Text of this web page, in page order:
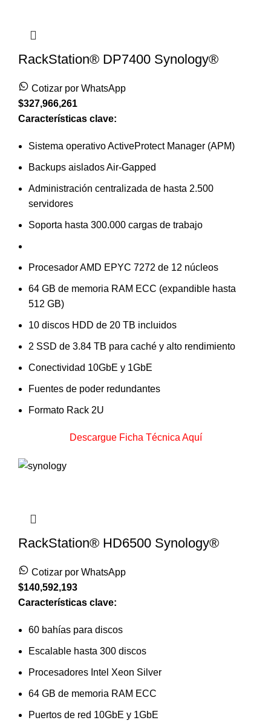
RackStation® DP7400 Synology®
Cotizar por WhatsApp
$327,966,261
Características clave:
Sistema operativo ActiveProtect Manager (APM)
Backups aislados Air-Gapped
Administración centralizada de hasta 2.500
servidores
Soporta hasta 300.000 cargas de trabajo
Procesador AMD EPYC 7272 de 12 núcleos
64 GB de memoria RAM ECC (expandible hasta
512 GB)
10 discos HDD de 20 TB incluidos
2 SSD de 3.84 TB para caché y alto rendimiento
Conectividad 10GbE y 1GbE
Fuentes de poder redundantes
Formato Rack 2U
Descargue Ficha Técnica Aquí
RackStation® HD6500 Synology®
Cotizar por WhatsApp
$140,592,193
Características clave:
60 bahías para discos
Escalable hasta 300 discos
Procesadores Intel Xeon Silver
64 GB de memoria RAM ECC
Puertos de red 10GbE y 1GbE